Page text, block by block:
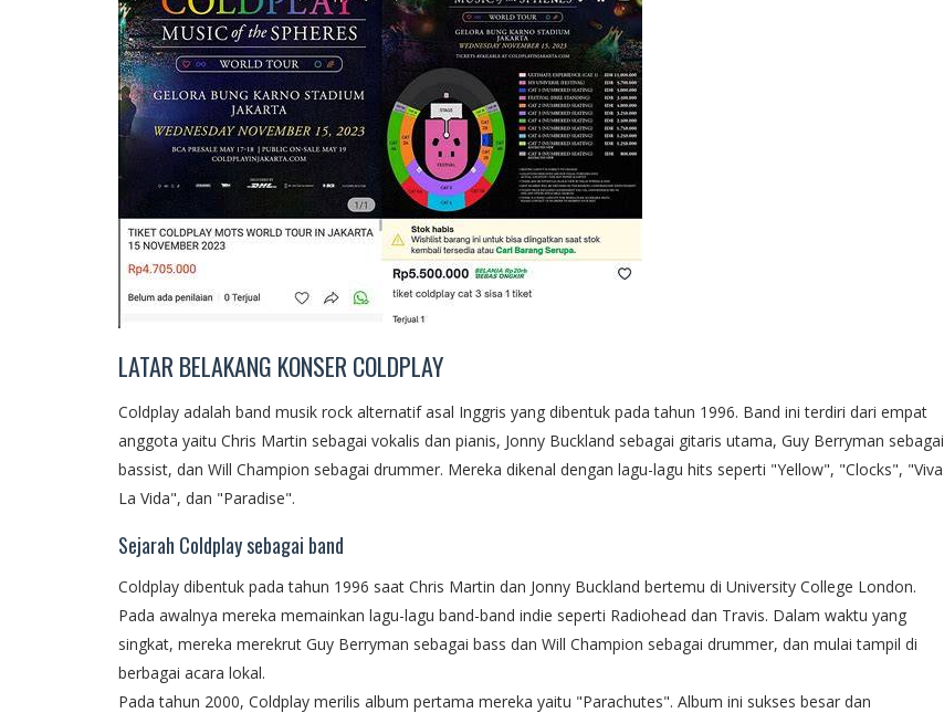
LATAR BELAKANG KONSER COLDPLAY
Coldplay adalah band musik rock alternatif asal Inggris yang dibentuk pada tahun 1996. Band ini terdiri dari empat
anggota yaitu Chris Martin sebagai vokalis dan pianis, Jonny Buckland sebagai gitaris utama, Guy Berryman sebagai
bassist, dan Will Champion sebagai drummer. Mereka dikenal dengan lagu-lagu hits seperti "Yellow", "Clocks", "Viva
La Vida", dan "Paradise".
Sejarah Coldplay sebagai band
Coldplay dibentuk pada tahun 1996 saat Chris Martin dan Jonny Buckland bertemu di University College London.
Pada awalnya mereka memainkan lagu-lagu band-band indie seperti Radiohead dan Travis. Dalam waktu yang
singkat, mereka merekrut Guy Berryman sebagai bass dan Will Champion sebagai drummer, dan mulai tampil di
berbagai acara lokal.
Pada tahun 2000, Coldplay merilis album pertama mereka yaitu "Parachutes". Album ini sukses besar dan